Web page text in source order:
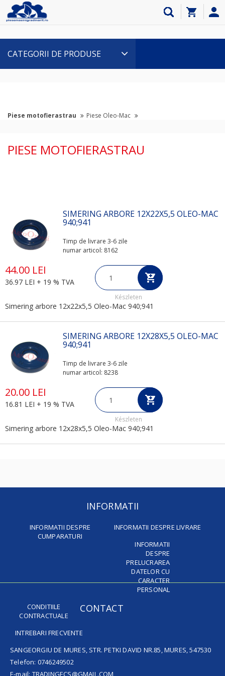
CATEGORII DE PRODUSE
Piese motofierastrau Piese Oleo-Mac
PIESE MOTOFIERASTRAU
SIMERING ARBORE 12X22X5,5 OLEO-MAC
940;941
Timp de livrare 3-6 zile
numar articol: 8162
44.00 LEI
36.97 LEI + 19 % TVA
Készleten
Simering arbore 12x22x5,5 Oleo-Mac 940;941
SIMERING ARBORE 12X28X5,5 OLEO-MAC
940;941
Timp de livrare 3-6 zile
numar articol: 8238
20.00 LEI
16.81 LEI + 19 % TVA
Készleten
Simering arbore 12x28x5,5 Oleo-Mac 940;941
INFORMATII
INFORMATII DESPRE
CUMPARATURI
INFORMATII DESPRE LIVRARE
INFORMATII
DESPRE
PRELUCRAREA
DATELOR CU
CARACTER
PERSONAL
CONDITIILE
CONTRACTUALE
INTREBARI FRECVENTE
CONTACT
SANGEORGIU DE MURES, STR. PETKI DAVID NR.85, MURES, 547530
Telefon: 0746249502
E-mail: TRADINGECS@GMAIL.COM